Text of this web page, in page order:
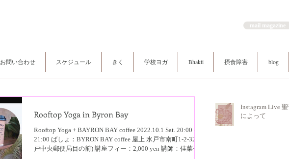
mail magazine
お問い合わせ スケジュール きく 学校ヨガ Bhakti 摂食障害 blog
Rooftop Yoga in Byron Bay
Rooftop Yoga + BAYRON BAY coffee 2022.10.1 Sat. 20:00 -
21:00 ばしょ：BYRON BAY coffee 屋上 水戸市南町1-2-32 (水
戸中央郵便局目の前) 講座フィー：2,000 yen 講師：佳菜子...
Instagram Live
によって